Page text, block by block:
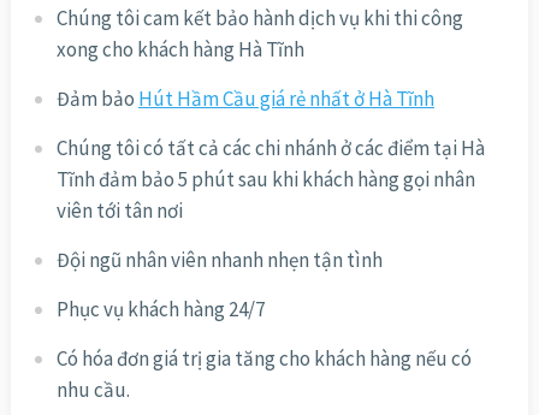
Chúng tôi cam kết bảo hành dịch vụ khi thi công
xong cho khách hàng Hà Tĩnh
Đảm bảo Hút Hầm Cầu giá rẻ nhất ở Hà Tĩnh
Chúng tôi có tất cả các chi nhánh ở các điểm tại Hà
Tĩnh đảm bảo 5 phút sau khi khách hàng gọi nhân
viên tới tân nơi
Đội ngũ nhân viên nhanh nhẹn tận tình
Phục vụ khách hàng 24/7
Có hóa đơn giá trị gia tăng cho khách hàng nếu có
nhu cầu.